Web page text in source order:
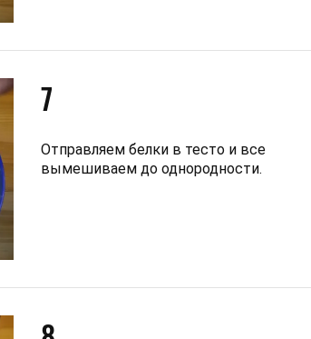
7
Отправляем белки в тесто и все
вымешиваем до однородности.